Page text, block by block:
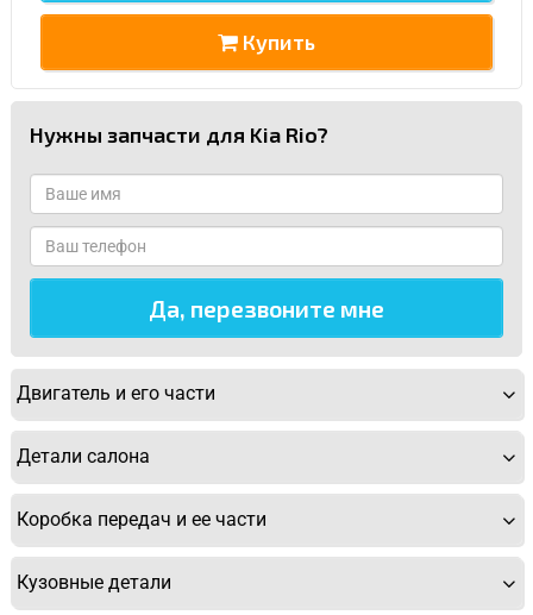
Купить
Нужны запчасти для Kia Rio?
Двигатель и его части
Детали салона
Коробка передач и ее части
Кузовные детали